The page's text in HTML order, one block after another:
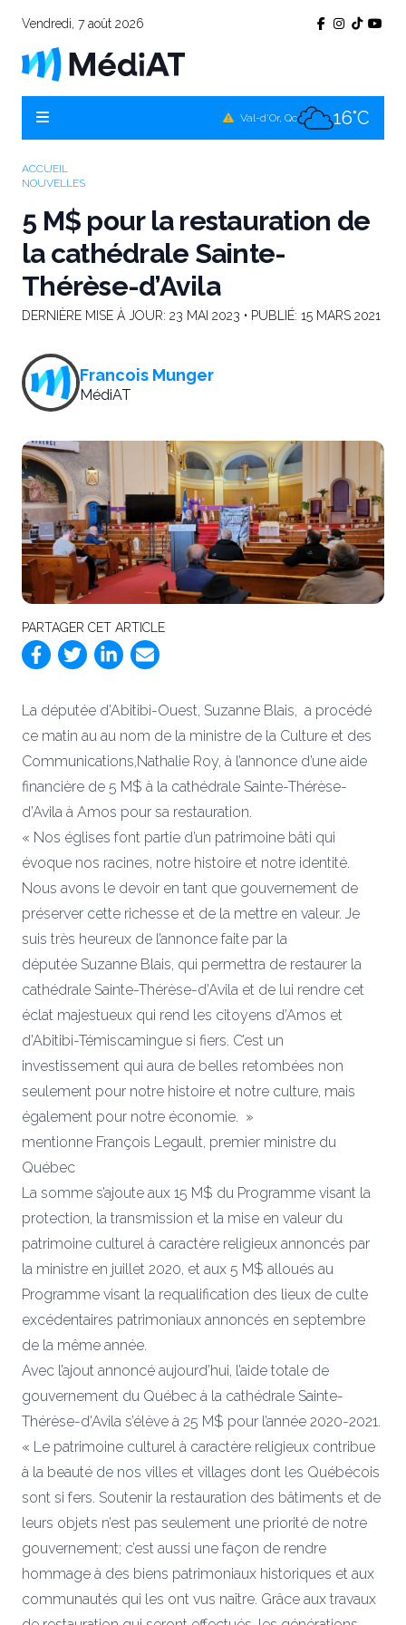
Vendredi, 7 août 2026
Val-d'Or, Qc 16°C
ACCUEIL
NOUVELLES
5 M$ pour la restauration de
la cathédrale Sainte-
Thérèse-d’Avila
DERNIÈRE MISE À JOUR: 23 MAI 2023 • PUBLIÉ: 15 MARS 2021
Francois Munger
MédiAT
PARTAGER CET ARTICLE
La députée d’Abitibi-Ouest, Suzanne Blais, a procédé
ce matin au au nom de la ministre de la Culture et des
Communications,Nathalie Roy, à l’annonce d’une aide
financière de 5 M$ à la cathédrale Sainte-Thérèse-
d’Avila à Amos pour sa restauration.
« Nos églises font partie d’un patrimoine bâti qui
évoque nos racines, notre histoire et notre identité.
Nous avons le devoir en tant que gouvernement de
préserver cette richesse et de la mettre en valeur. Je
suis très heureux de l’annonce faite par la
députée Suzanne Blais, qui permettra de restaurer la
cathédrale Sainte-Thérèse-d’Avila et de lui rendre cet
éclat majestueux qui rend les citoyens d’Amos et
d’Abitibi-Témiscamingue si fiers. C’est un
investissement qui aura de belles retombées non
seulement pour notre histoire et notre culture, mais
également pour notre économie. »
mentionne François Legault, premier ministre du
Québec
La somme s’ajoute aux 15 M$ du Programme visant la
protection, la transmission et la mise en valeur du
patrimoine culturel à caractère religieux annoncés par
la ministre en juillet 2020, et aux 5 M$ alloués au
Programme visant la requalification des lieux de culte
excédentaires patrimoniaux annoncés en septembre
de la même année.
Avec l’ajout annoncé aujourd’hui, l’aide totale de
gouvernement du Québec à la cathédrale Sainte-
Thérèse-d’Avila s’élève à 25 M$ pour l’année 2020-2021.
« Le patrimoine culturel à caractère religieux contribue
à la beauté de nos villes et villages dont les Québécois
sont si fers. Soutenir la restauration des bâtiments et de
leurs objets n’est pas seulement une priorité de notre
gouvernement; c’est aussi une façon de rendre
hommage à des biens patrimoniaux historiques et aux
communautés qui les ont vus naître. Grâce aux travaux